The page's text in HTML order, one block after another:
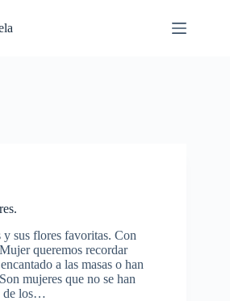
y sus flores favoritas. Con
queremos recordar
a las masas o han
mujeres que no se han
de los…